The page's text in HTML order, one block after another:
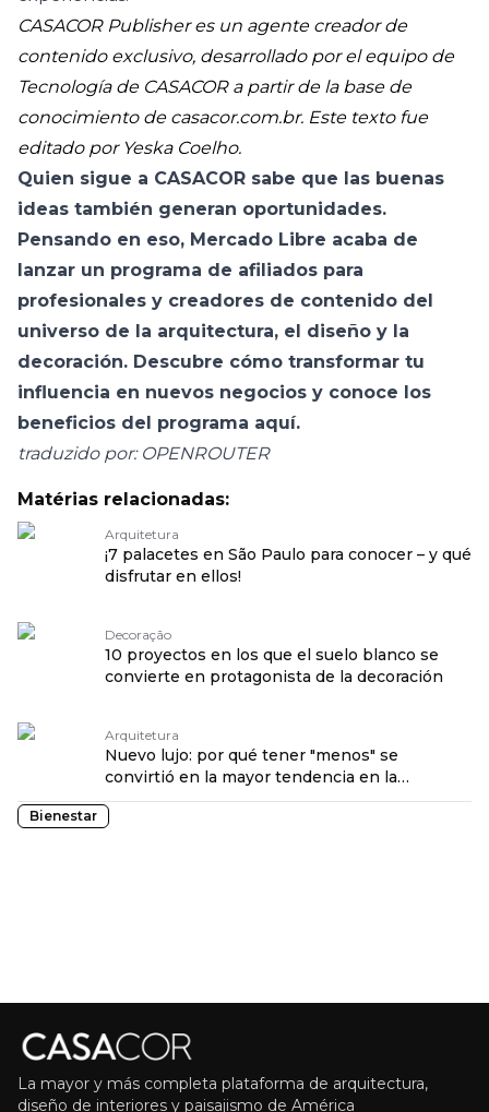
CASACOR Publisher es un agente creador de
contenido exclusivo, desarrollado por el equipo de
Tecnología de CASACOR a partir de la base de
conocimiento de casacor.com.br. Este texto fue
editado por Yeska Coelho.
Quien sigue a CASACOR sabe que las buenas
ideas también generan oportunidades.
Pensando en eso, Mercado Libre acaba de
lanzar un programa de afiliados para
profesionales y creadores de contenido del
universo de la arquitectura, el diseño y la
decoración. Descubre cómo transformar tu
influencia en nuevos negocios y conoce los
beneficios del programa aquí.
traduzido por: OPENROUTER
Matérias relacionadas:
Arquitetura
¡7 palacetes en São Paulo para conocer – y qué
disfrutar en ellos!
Decoração
10 proyectos en los que el suelo blanco se
convierte en protagonista de la decoración
Arquitetura
Nuevo lujo: por qué tener "menos" se
convirtió en la mayor tendencia en la
decoración
Bienestar
La mayor y más completa plataforma de arquitectura,
diseño de interiores y paisajismo de América